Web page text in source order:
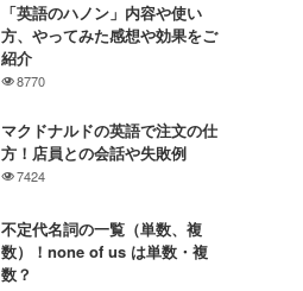
「英語のハノン」内容や使い
方、やってみた感想や効果をご
紹介
8770
マクドナルドの英語で注文の仕
方！店員との会話や失敗例
7424
不定代名詞の一覧（単数、複
数）！none of us は単数・複
数？